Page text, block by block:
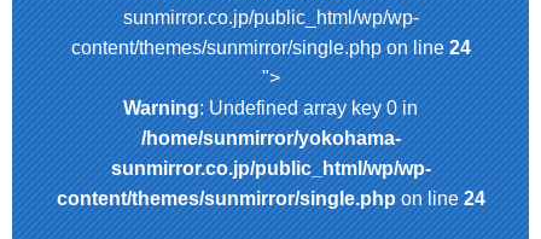
sunmirror.co.jp/public_html/wp/wp-
content/themes/sunmirror/single.php on line24
">
Warning: Undefined array key 0 in
/home/sunmirror/yokohama-
sunmirror.co.jp/public_html/wp/wp-
content/themes/sunmirror/single.phpon line24